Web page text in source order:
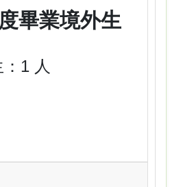
畢業境外生
1 人